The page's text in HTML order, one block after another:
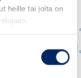
heille tai joita on